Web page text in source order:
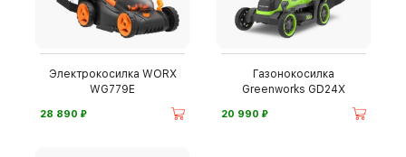
Электрокосилка WORX
WG779E
28 890 ⃏
Газонокосилка
Greenworks GD24X
20 990 ⃏